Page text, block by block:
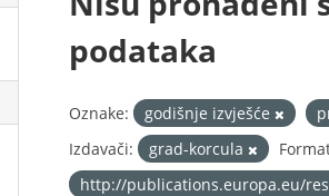
podataka
Oznake: godišnje izvješće
Izdavači:
grad-korcula
http://publications.europa.eu/